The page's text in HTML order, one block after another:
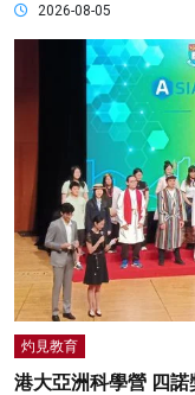
2026-08-05
灼見教育
港大亞洲科學營 四